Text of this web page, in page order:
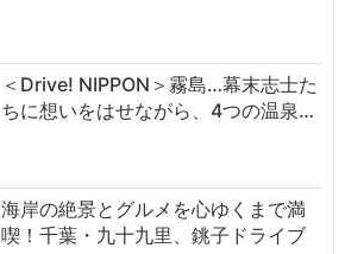
＜Drive! NIPPON＞霧島…幕末志士た
ちに想いをはせながら、4つの温泉…
海岸の絶景とグルメを心ゆくまで満
喫！千葉・九十九里、銚子ドライブ